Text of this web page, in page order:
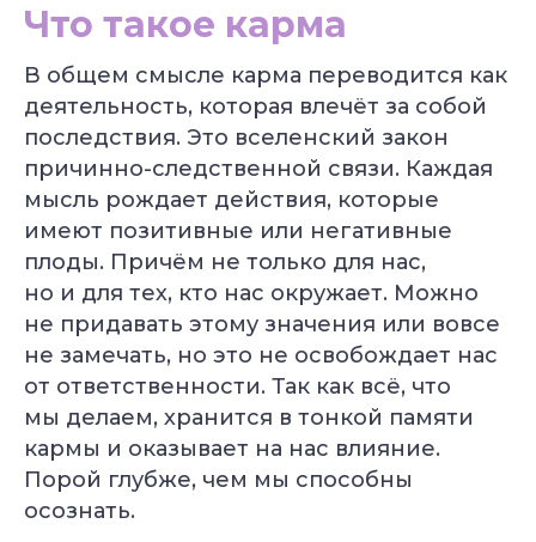
Что такое карма
В общем смысле карма переводится как
деятельность, которая влечёт за собой
последствия. Это вселенский закон
причинно-следственной связи. Каждая
мысль рождает действия, которые
имеют позитивные или негативные
плоды. Причём не только для нас,
но и для тех, кто нас окружает. Можно
не придавать этому значения или вовсе
не замечать, но это не освобождает нас
от ответственности. Так как всё, что
мы делаем, хранится в тонкой памяти
кармы и оказывает на нас влияние.
Порой глубже, чем мы способны
осознать.